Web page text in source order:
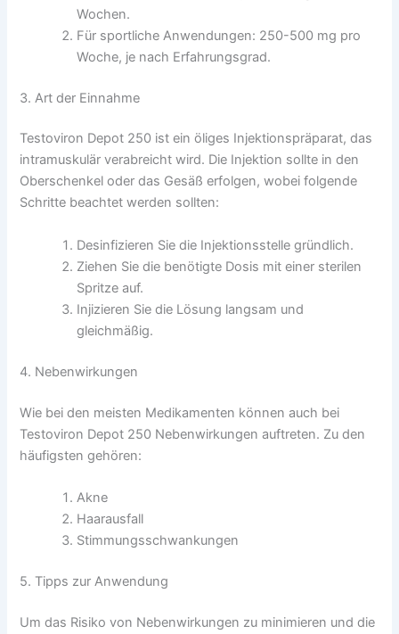
Wochen.
Für sportliche Anwendungen: 250-500 mg pro
Woche, je nach Erfahrungsgrad.
3. Art der Einnahme
Testoviron Depot 250 ist ein öliges Injektionspräparat, das
intramuskulär verabreicht wird. Die Injektion sollte in den
Oberschenkel oder das Gesäß erfolgen, wobei folgende
Schritte beachtet werden sollten:
Desinfizieren Sie die Injektionsstelle gründlich.
Ziehen Sie die benötigte Dosis mit einer sterilen
Spritze auf.
Injizieren Sie die Lösung langsam und
gleichmäßig.
4. Nebenwirkungen
Wie bei den meisten Medikamenten können auch bei
Testoviron Depot 250 Nebenwirkungen auftreten. Zu den
häufigsten gehören:
Akne
Haarausfall
Stimmungsschwankungen
5. Tipps zur Anwendung
Um das Risiko von Nebenwirkungen zu minimieren und die